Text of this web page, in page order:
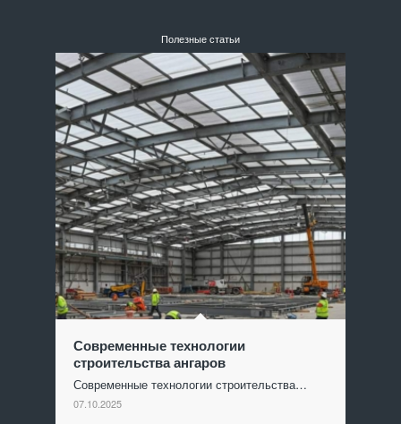
Полезные статьи
Современные технологии
строительства ангаров
Современные технологии строительства…
07.10.2025